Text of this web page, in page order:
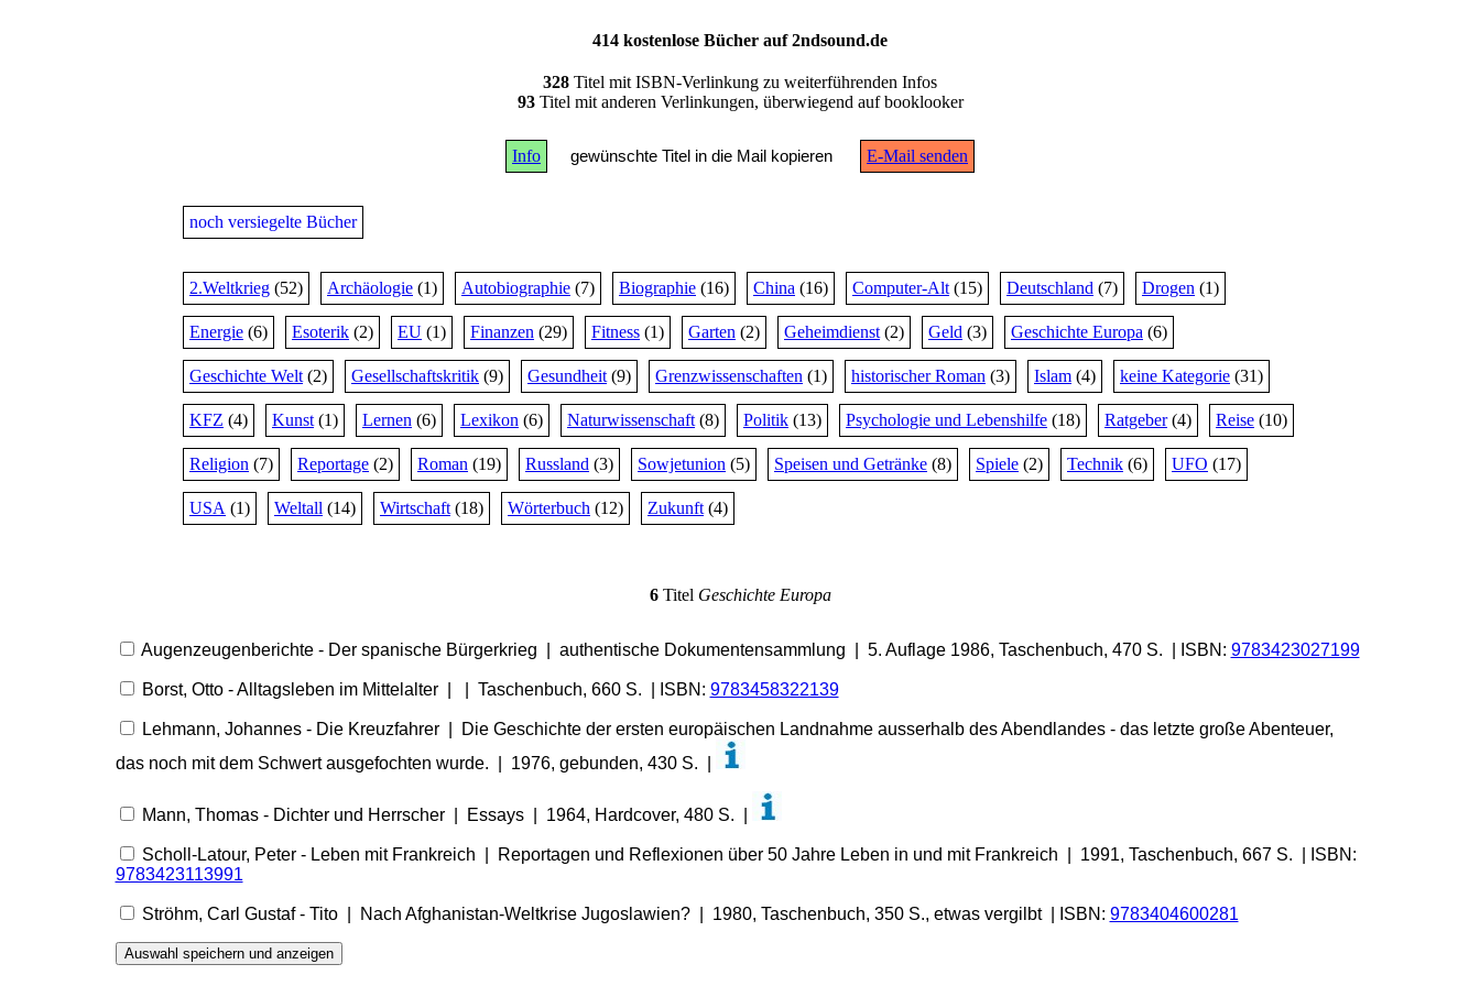
414 kostenlose Bücher auf 2ndsound.de
328 Titel mit ISBN-Verlinkung zu weiterführenden Infos
93Titel mit anderen Verlinkungen, überwiegend auf booklooker
Info gewünschte Titel in die Mail kopieren E-Mail senden
noch versiegelte Bücher
2.Weltkrieg (52) Archäologie (1) Autobiographie (7) Biographie (16) China (16) Computer-Alt (15) Deutschland (7) Drogen (1)
Energie (6) Esoterik (2) EU (1) Finanzen (29) Fitness (1) Garten (2) Geheimdienst (2) Geld (3) Geschichte Europa (6)
Geschichte Welt (2) Gesellschaftskritik (9) Gesundheit (9) Grenzwissenschaften (1) historischer Roman (3) Islam (4) keine Kategorie (31)
KFZ (4) Kunst (1) Lernen (6) Lexikon (6) Naturwissenschaft (8) Politik (13) Psychologie und Lebenshilfe (18) Ratgeber(4) Reise (10)
Religion (7) Reportage (2) Roman (19) Russland (3) Sowjetunion (5) Speisen und Getränke (8) Spiele (2) Technik (6) UFO (17)
USA (1) Weltall (14) Wirtschaft (18) Wörterbuch (12) Zukunft (4)
6Titel Geschichte Europa
Augenzeugenberichte - Der spanische Bürgerkrieg | authentische Dokumentensammlung | 5. Auflage 1986, Taschenbuch, 470 S. | ISBN: 9783423027199
Borst, Otto - Alltagsleben im Mittelalter | | Taschenbuch, 660 S. | ISBN: 9783458322139
Lehmann, Johannes - Die Kreuzfahrer | Die Geschichte der ersten europäischen Landnahme ausserhalb des Abendlandes - das letzte große Abenteuer,
das noch mit dem Schwert ausgefochten wurde. | 1976, gebunden, 430 S. |
Mann, Thomas - Dichter und Herrscher | Essays | 1964, Hardcover, 480 S. |
Scholl-Latour, Peter - Leben mit Frankreich | Reportagen und Reflexionen über 50 Jahre Leben in und mit Frankreich | 1991, Taschenbuch, 667 S. | ISBN:
9783423113991
Ströhm, Carl Gustaf - Tito | Nach Afghanistan-Weltkrise Jugoslawien? | 1980, Taschenbuch, 350 S., etwas vergilbt | ISBN: 9783404600281